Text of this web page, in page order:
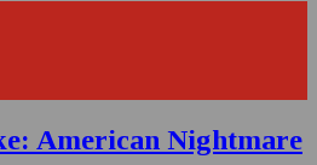
American Nightmare